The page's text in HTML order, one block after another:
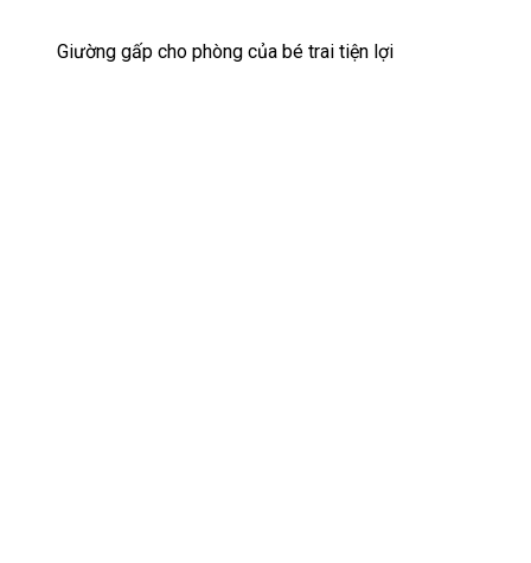
Giường gấp cho phòng của bé trai tiện lợi